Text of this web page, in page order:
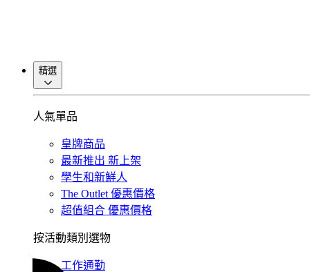
精選
人氣單品
皇牌商品
最新推出 新上架
學生和新鮮人
The Outlet 優惠價格
超值組合 優惠價格
按活動類別選物
工作通勤